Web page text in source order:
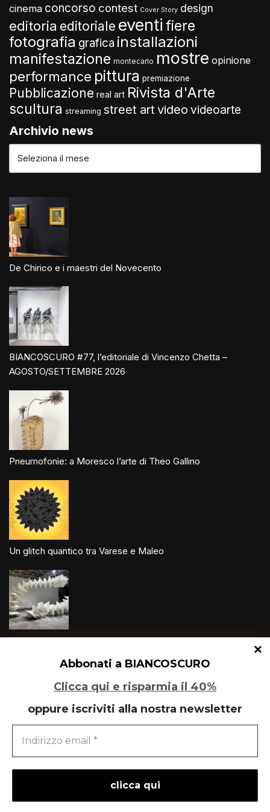
Abbonati a BIANCOSCURO
Clicca qui e risparmia il 40%
oppure iscriviti alla nostra newsletter
cinema concorso contest Cover Story design
editoria editoriale eventi fiere
fotografia grafica installazioni
manifestazione montecarlo mostre opinione
performance pittura premiazione
Pubblicazione real art Rivista d'Arte
scultura streaming street art video videoarte
Archivio news
De Chirico e i maestri del Novecento
BIANCOSCURO #77, l’editoriale di Vincenzo Chetta –
AGOSTO/SETTEMBRE 2026
Pneumofonìe: a Moresco l’arte di Theo Gallino
Un glitch quantico tra Varese e Maleo
Speciale Art Basel 2026
liberementi
- idee per la comunicazione
Neve| Powered byWordPress